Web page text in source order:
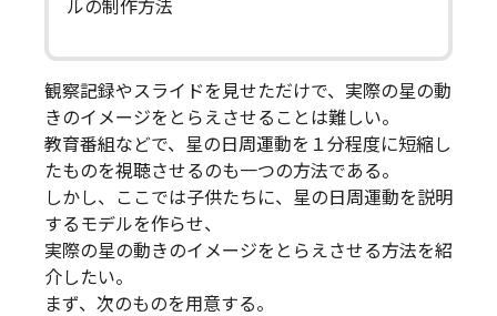
ルの制作方法
観察記録やスライドを見せただけで、実際の星の動
きのイメージをとらえさせることは難しい。
教育番組などで、星の日周運動を１分程度に短縮し
たものを視聴させるのも一つの方法である。
しかし、ここでは子供たちに、星の日周運動を説明
するモデルを作らせ、
実際の星の動きのイメージをとらえさせる方法を紹
介したい。
まず、次のものを用意する。